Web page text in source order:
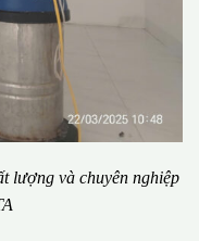
lượng và chuyên nghiệp